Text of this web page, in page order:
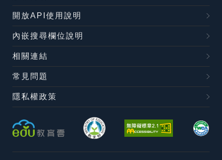
開放API使用說明
內嵌搜尋欄位說明
相關連結
常見問題
隱私權政策